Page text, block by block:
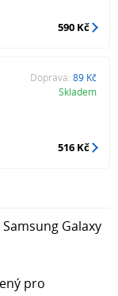
590 Kč
Doprava: 89 Kč
Skladem
516 Kč
Samsung Galaxy
pro